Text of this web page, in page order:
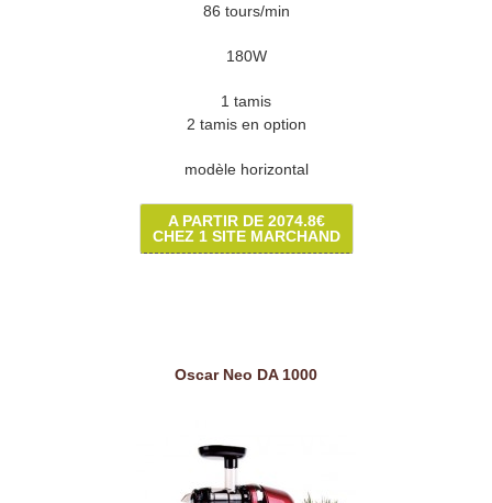
86 tours/min
180W
1 tamis
2 tamis en option
modèle horizontal
A PARTIR DE 2074.8€
CHEZ 1 SITE MARCHAND
Oscar Neo DA 1000